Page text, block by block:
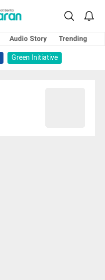
Audio Story
Trending
Green Initiative